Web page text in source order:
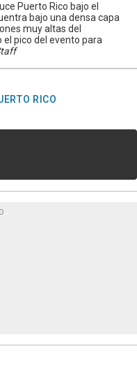
Puerto Rico bajo el
bajo una densa capa
muy altas del
el pico del evento para
RICO